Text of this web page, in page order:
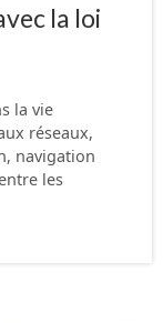
la loi
la vie
réseaux,
navigation
les